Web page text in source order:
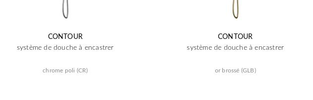
CONTOUR
système de douche à encastrer
chrome poli (CR)
CONTOUR
système de douche à encastrer
or brossé (GLB)